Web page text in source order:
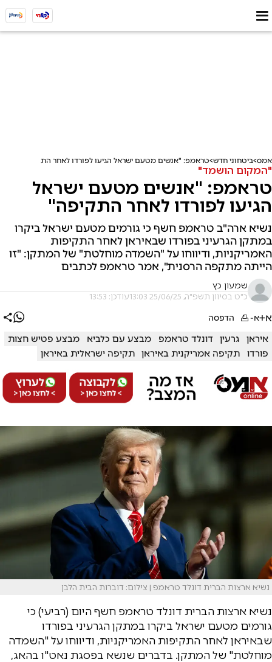
אמס ביטחוני חדש טראמפ: "אנשים מטעם ישראל הגיעו לפורדו לאחר התקיפה"
"המקום הושמד"
טראמפ: "אנשים מטעם ישראל
הגיעו לפורדו לאחר התקיפה"
נשיא ארה"ב טראמפ חשף כי גורמים מטעם ישראל ביקרו
במתקן הגרעיני בפורדו שבאיראן לאחר התקיפות
האמריקניות, ודיווחו על "השמדה מוחלטת" של המתקן: "זו
הייתה מתקפה הרסנית", אמר טראמפ לכתבים
שמעון כץ
כ"ט בסיוון תשפ"ה, 25/06/25 13:03 עודכן: 13:53
א+א- הדפסה
איראן גרעין דונלד טראמפ מבצע עם כלביא
מבצע פטיש חצות
פורדו
תקיפה אמריקנית באיראן תקיפה ישראלית באיראן
נשיא ארצות הברית דונלד טראמפ | צילום: דוברות הבית הלבן
נשיא ארצות הברית דונלד טראמפ חשף היום (רביעי) כי
גורמים מטעם ישראל ביקרו במתקן הגרעיני בפורדו
שבאיראן לאחר התקיפות האמריקניות, ודיווחו על "השמדה
מוחלטת" של המתקן. בדברים שנשא בפסגת נאט"ו בהאג,